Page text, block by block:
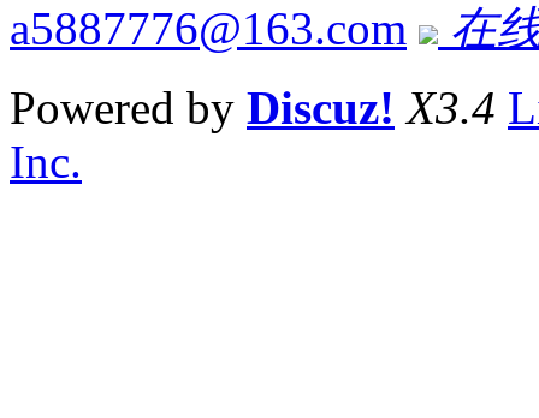
a5887776@163.com
在
Powered by Discuz! X3.4
Inc.